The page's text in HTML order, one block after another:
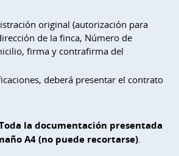
original (autorización para
de la finca, Número de
firma y contrafirma del
deberá presentar el contrato
la documentación presentada
A4 (no puede recortarse).